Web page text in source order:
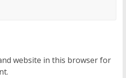
website in this browser for